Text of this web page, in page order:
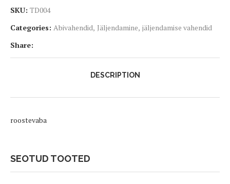
SKU: TD004
Categories: Abivahendid, Jäljendamine, jäljendamise vahendid
Share:
DESCRIPTION
roostevaba
SEOTUD TOOTED